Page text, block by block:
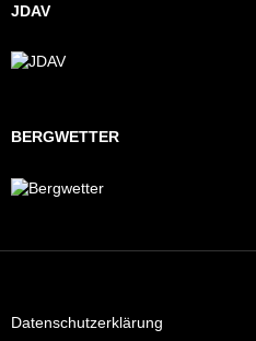
JDAV
BERGWETTER
Datenschutzerklärung